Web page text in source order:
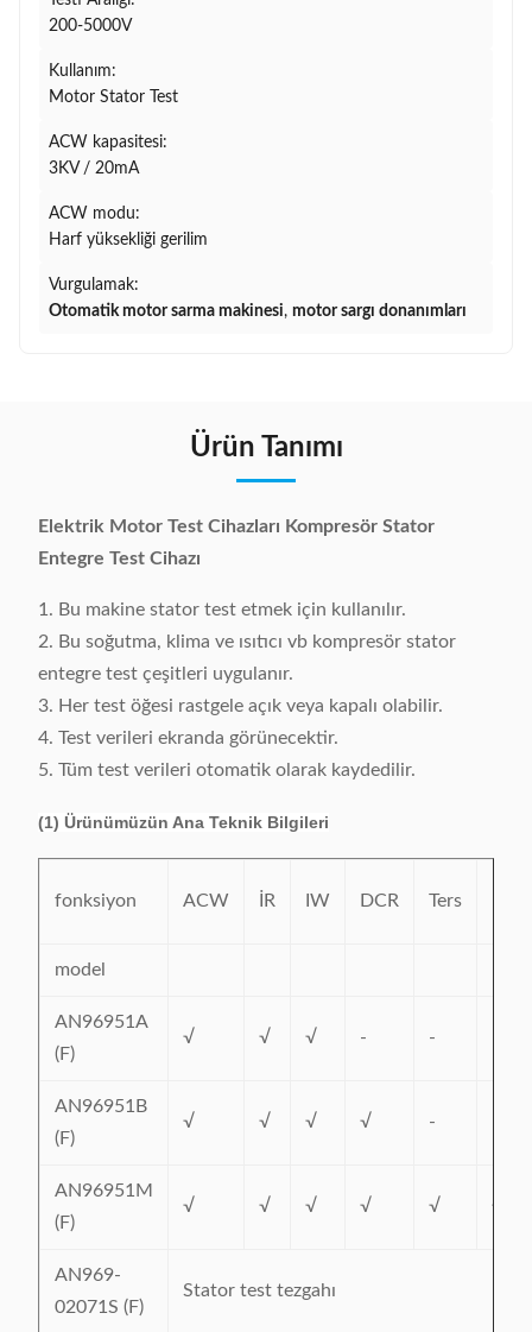
200-5000V
Kullanım:
Motor Stator Test
ACW kapasitesi:
3KV / 20mA
ACW modu:
Harf yüksekliği gerilim
Vurgulamak:
Otomatik motor sarma makinesi, motor sargı donanımları
Ürün Tanımı
Elektrik Motor Test Cihazları Kompresör Stator
Entegre Test Cihazı
1. Bu makine stator test etmek için kullanılır.
2. Bu soğutma, klima ve ısıtıcı vb kompresör stator
entegre test çeşitleri uygulanır.
3. Her test öğesi rastgele açık veya kapalı olabilir.
4. Test verileri ekranda görünecektir.
5. Tüm test verileri otomatik olarak kaydedilir.
(1) Ürünümüzün Ana Teknik Bilgileri
fonksiyon ACW İR IW DCR Ters
model
AN96951A
(F)
√ √ √ - -
AN96951B
(F)
√ √ √ √ -
AN96951M
(F)
√ √ √ √ √ √
AN969-
02071S (F)
Stator test tezgahı